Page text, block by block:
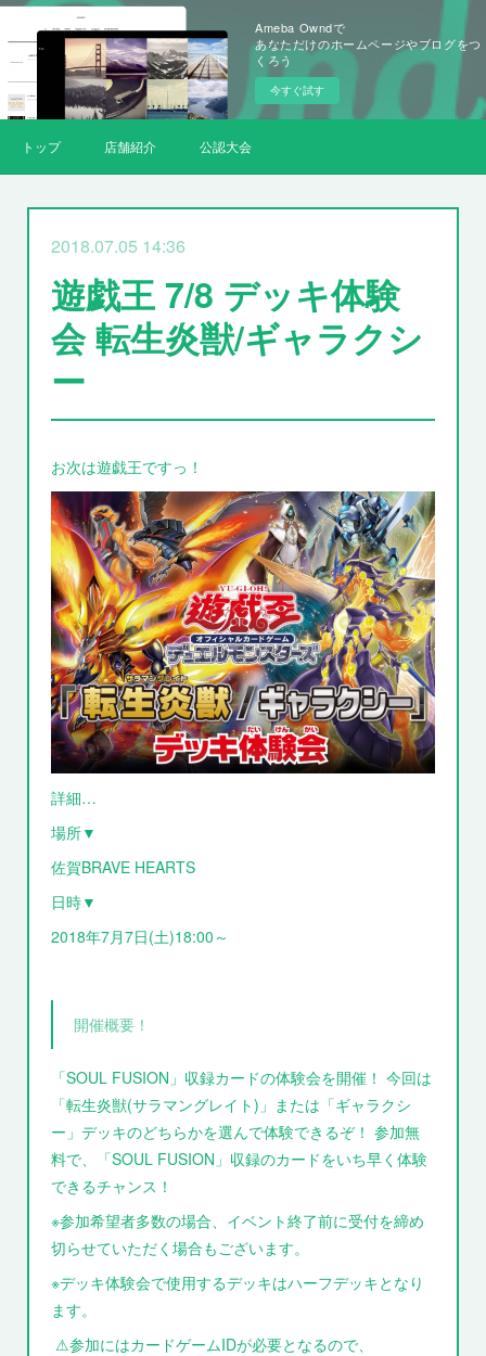
Ameba Owndで
あなただけのホームページやブログをつ
くろう
今すぐ試す
トップ 店舗紹介 公認大会
2018.07.05 14:36
遊戯王 7/8 デッキ体験
会 転生炎獣/ギャラクシ
ー
お次は遊戯王ですっ！
詳細…
場所▼
佐賀BRAVE HEARTS
日時▼
2018年7月7日(土)18:00～
開催概要！
「SOUL FUSION」収録カードの体験会を開催！ 今回は
「転生炎獣(サラマングレイト)」または「ギャラクシ
ー」デッキのどちらかを選んで体験できるぞ！ 参加無
料で、「SOUL FUSION」収録のカードをいち早く体験
できるチャンス！
※参加希望者多数の場合、イベント終了前に受付を締め
切らせていただく場合もございます。
※デッキ体験会で使用するデッキはハーフデッキとなり
ます。
⚠︎参加にはカードゲームIDが必要となるので、